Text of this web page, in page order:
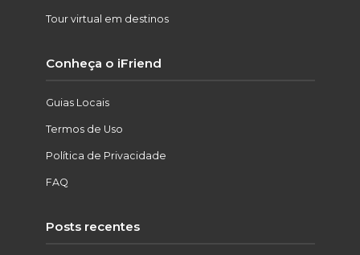
Tour virtual em destinos
Conheça o iFriend
Guias Locais
Termos de Uso
Política de Privacidade
FAQ
Posts recentes